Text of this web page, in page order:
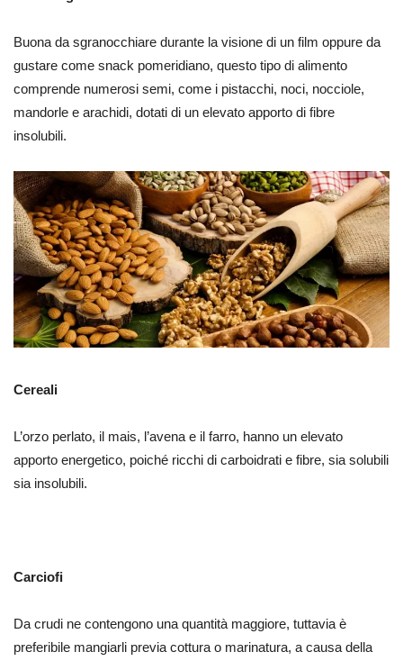
Buona da sgranocchiare durante la visione di un film oppure da
gustare come snack pomeridiano, questo tipo di alimento
comprende numerosi semi, come i pistacchi, noci, nocciole,
mandorle e arachidi, dotati di un elevato apporto di fibre
insolubili.
Cereali
L’orzo perlato, il mais, l’avena e il farro, hanno un elevato
apporto energetico, poiché ricchi di carboidrati e fibre, sia solubili
sia insolubili.
Carciofi
Da crudi ne contengono una quantità maggiore, tuttavia è
preferibile mangiarli previa cottura o marinatura, a causa della